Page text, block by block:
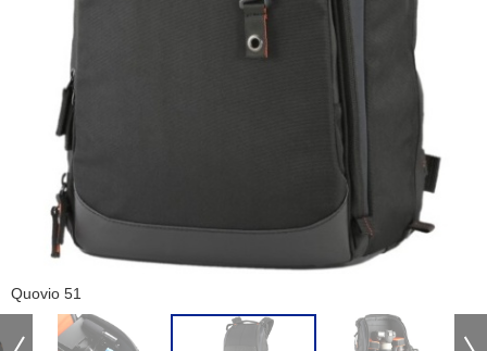
Quovio 51